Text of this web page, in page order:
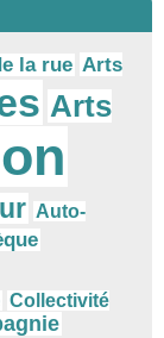
la rue Arts
Arts
Auto-
Collectivité